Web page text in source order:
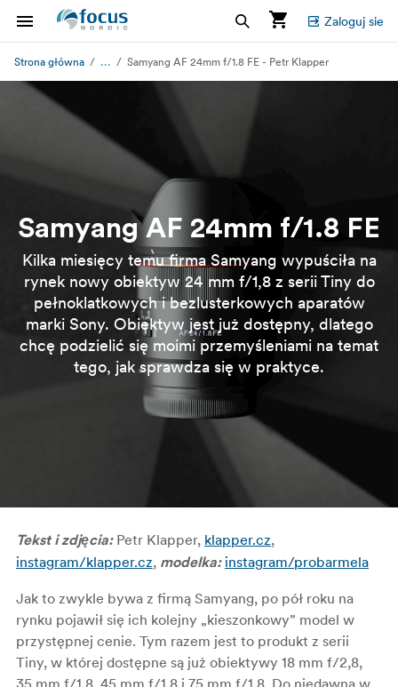
Zaloguj sie
Strona główna ... Samyang AF 24mm f/1.8 FE - Petr Klapper
Samyang AF 24mm f/1.8 FE
Kilka miesięcy temu firma Samyang wypuściła na
rynek nowy obiektyw 24 mm f/1,8 z serii Tiny do
pełnoklatkowych i bezlusterkowych aparatów
marki Sony. Obiektyw jest już dostępny, dlatego
chcę podzielić się moimi przemyśleniami na temat
tego, jak sprawdza się w praktyce.
Tekst i zdjęcia: Petr Klapper, klapper.cz,
instagram/klapper.cz, modelka: instagram/probarmela
Jak to zwykle bywa z firmą Samyang, po pół roku na
rynku pojawił się ich kolejny „kieszonkowy” model w
przystępnej cenie. Tym razem jest to produkt z serii
Tiny, w której dostępne są już obiektywy 18 mm f/2,8,
35 mm f/1,8, 45 mm f/1,8 i 75 mm f/1,8. Do niedawna w